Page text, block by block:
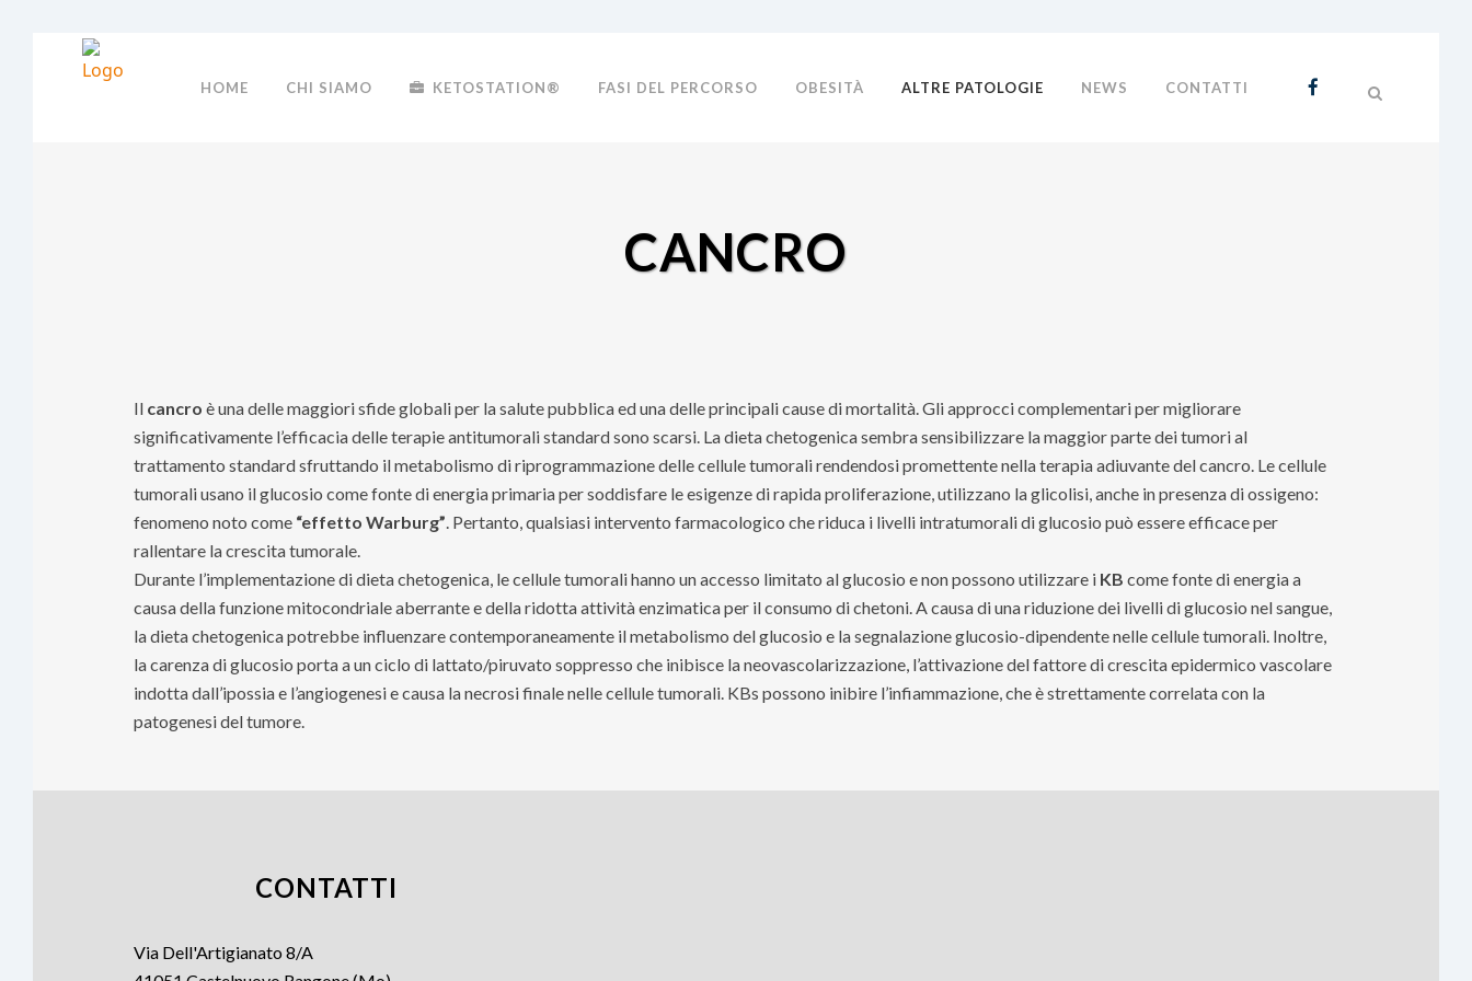
HOME CHI SIAMO KETOSTATION® FASI DEL PERCORSO OBESITÀ ALTRE PATOLOGIE NEWS CONTATTI
CANCRO
Il cancro è una delle maggiori sfide globali per la salute pubblica ed una delle principali cause di mortalità. Gli approcci complementari per migliorare
significativamente l’efficacia delle terapie antitumorali standard sono scarsi. La dieta chetogenica sembra sensibilizzare la maggior parte dei tumori al
trattamento standard sfruttando il metabolismo di riprogrammazione delle cellule tumorali rendendosi promettente nella terapia adiuvante del cancro. Le cellule
tumorali usano il glucosio come fonte di energia primaria per soddisfare le esigenze di rapida proliferazione, utilizzano la glicolisi, anche in presenza di ossigeno:
fenomeno noto come “effetto Warburg”. Pertanto, qualsiasi intervento farmacologico che riduca i livelli intratumorali di glucosio può essere efficace per
rallentare la crescita tumorale.
Durante l’implementazione di dieta chetogenica, le cellule tumorali hanno un accesso limitato al glucosio e non possono utilizzare i KB come fonte di energia a
causa della funzione mitocondriale aberrante e della ridotta attività enzimatica per il consumo di chetoni. A causa di una riduzione dei livelli di glucosio nel sangue,
la dieta chetogenica potrebbe influenzare contemporaneamente il metabolismo del glucosio e la segnalazione glucosio-dipendente nelle cellule tumorali. Inoltre,
la carenza di glucosio porta a un ciclo di lattato/piruvato soppresso che inibisce la neovascolarizzazione, l’attivazione del fattore di crescita epidermico vascolare
indotta dall’ipossia e l’angiogenesi e causa la necrosi finale nelle cellule tumorali. KBs possono inibire l’infiammazione, che è strettamente correlata con la
patogenesi del tumore.
CONTATTI
Via Dell'Artigianato 8/A